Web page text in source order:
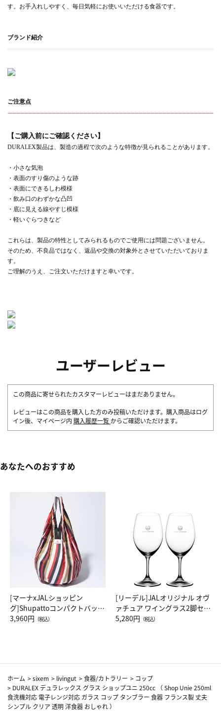
す。お手入れしやすく、毎日気軽にお使いいただける食器です。
ブランド紹介
ご注意点
【ご購入前にご確認ください】
DURALEX製品は、製造の過程で次のような特徴が見られることがあります。
・小さな気泡
・表面のすり傷のような跡
・表面にできるしわ模様
・飲み口のわずかな凸凹
・底に見える線やすじ模様
・軽いぐらつきなど
これらは、製品の特性としてみられるものでご使用には問題ございません。
そのため、不良品ではなく、返品や交換の対象外とさせていただいておりま
す。
ご理解のうえ、ご注文いただけますと幸いです。
ユーザーレビュー
この商品に寄せられたカスタマーレビューはまだありません。
レビューはこの商品を購入した方のみ投稿いただけます。購入商品はログ
イン後、マイページ内 購入履歴一覧 からご確認いただけます。
あなたへのおすすめ
[マーナxJALショッピン
グ]Shupattoコンパクトバッグ
Drop JAL客室乗務員（LC）ス
3,960円 （税込）
[リーデル]JALオリジナル オヴ
ァチュア ワイングラス2脚セッ
ト（レッドワイン）
5,280円 （税込）
ホーム >sixem > livingut >食器/カトラリー > コップ
> DURALEX デュラレックス グラス ショップユニ 250cc （ Shop Unie 250ml
食洗機対応 電子レンジ対応 ガラス コップ タンブラー 食器 フランス製 丈夫
シンプル クリア 透明 洋食器 おしゃれ ）